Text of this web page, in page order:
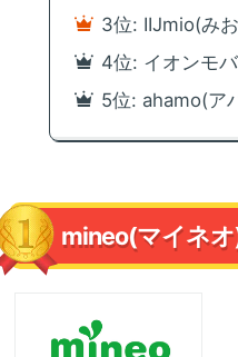
3位: IIJmio(み
4位: イオンモ
5位: ahamo(ア
mineo(マイネ